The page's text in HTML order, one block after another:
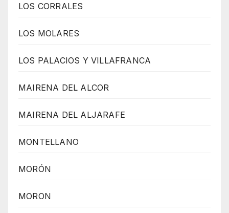
LOS CORRALES
LOS MOLARES
LOS PALACIOS Y VILLAFRANCA
MAIRENA DEL ALCOR
MAIRENA DEL ALJARAFE
MONTELLANO
MORÓN
MORON